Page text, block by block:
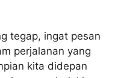
tegap, ingat pesan
perjalanan yang
kita didepan